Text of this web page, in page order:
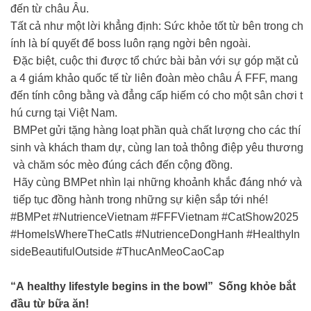
đến từ châu Âu.
Tất cả như một lời khẳng định: Sức khỏe tốt từ bên trong ch
ính là bí quyết để boss luôn rạng ngời bên ngoài.
Đặc biệt, cuộc thi được tổ chức bài bản với sự góp mặt củ
a 4 giám khảo quốc tế từ liên đoàn mèo châu Á FFF, mang
đến tính công bằng và đẳng cấp hiếm có cho một sân chơi t
hú cưng tại Việt Nam.
BMPet gửi tặng hàng loạt phần quà chất lượng cho các thí
sinh và khách tham dự, cùng lan toả thông điệp yêu thương
và chăm sóc mèo đúng cách đến cộng đồng.
Hãy cùng BMPet nhìn lại những khoảnh khắc đáng nhớ và
tiếp tục đồng hành trong những sự kiện sắp tới nhé!
#BMPet #NutrienceVietnam #FFFVietnam #CatShow2025
#HomeIsWhereTheCatIs #NutrienceDongHanh #HealthyIn
sideBeautifulOutside #ThucAnMeoCaoCap
“A healthy lifestyle begins in the bowl” Sống khỏe bắt
đầu từ bữa ăn!